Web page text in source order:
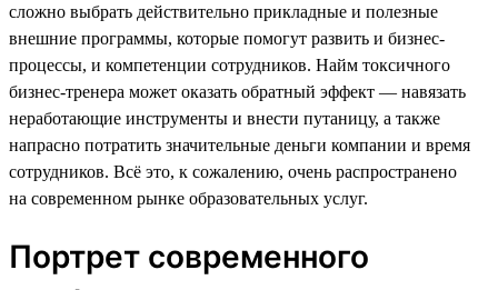
сложно выбрать действительно прикладные и полезные
внешние программы, которые помогут развить и бизнес-
процессы, и компетенции сотрудников. Найм токсичного
бизнес-тренера может оказать обратный эффект — навязать
неработающие инструменты и внести путаницу, а также
напрасно потратить значительные деньги компании и время
сотрудников. Всё это, к сожалению, очень распространено
на современном рынке образовательных услуг.
Портрет современного